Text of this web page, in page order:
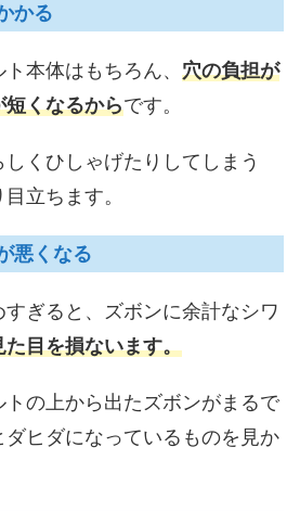
かる
本体はもちろん、 穴の負担が
短くなるからです。
くひしゃげたりしてしまう
立ちます。
悪くなる
ぎると、ズボンに余計なシワ
た目を損ないます。
の上から出たズボンがまるで
ヒダになっているものを見か